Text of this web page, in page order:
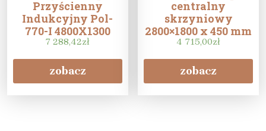
Przyścienny
Indukcyjny Pol-
770-I 4800X1300
7 288,42zł
zobacz
centralny
skrzyniowy
2800×1800 x 450 mm
4 715,00zł
zobacz